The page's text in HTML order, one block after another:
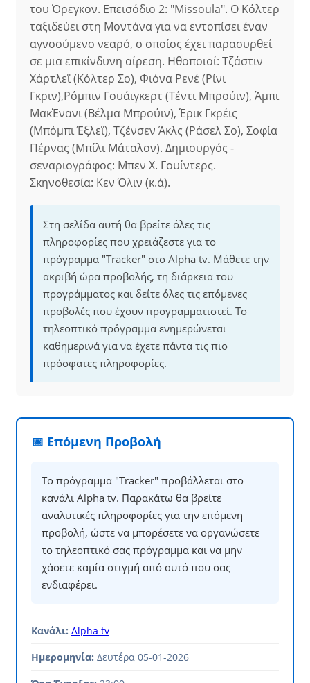
του Όρεγκον. Επεισόδιο 2: "Missoula". Ο Κόλτερ
ταξιδεύει στη Μοντάνα για να εντοπίσει έναν
αγνοούμενο νεαρό, ο οποίος έχει παρασυρθεί
σε μια επικίνδυνη αίρεση. Ηθοποιοί: Τζάστιν
Χάρτλεϊ (Κόλτερ Σο), Φιόνα Ρενέ (Ρίνι
Γκριν),Ρόμπιν Γουάιγκερτ (Τέντι Μπρούιν), Άμπι
ΜακΈνανι (Βέλμα Μπρούιν), Έρικ Γκρέις
(Μπόμπι Έξλεϊ), Τζένσεν Άκλς (Ράσελ Σο), Σοφία
Πέρνας (Μπίλι Μάταλον). Δημιουργός -
σεναριογράφος: Μπεν Χ. Γουίντερς.
Σκηνοθεσία: Κεν Όλιν (κ.ά).
Στη σελίδα αυτή θα βρείτε όλες τις
πληροφορίες που χρειάζεστε για το
πρόγραμμα "Tracker" στο Alpha tv. Μάθετε την
ακριβή ώρα προβολής, τη διάρκεια του
προγράμματος και δείτε όλες τις επόμενες
προβολές που έχουν προγραμματιστεί. Το
τηλεοπτικό πρόγραμμα ενημερώνεται
καθημερινά για να έχετε πάντα τις πιο
πρόσφατες πληροφορίες.
📅 Επόμενη Προβολή
Το πρόγραμμα "Tracker" προβάλλεται στο
κανάλι Alpha tv. Παρακάτω θα βρείτε
αναλυτικές πληροφορίες για την επόμενη
προβολή, ώστε να μπορέσετε να οργανώσετε
το τηλεοπτικό σας πρόγραμμα και να μην
χάσετε καμία στιγμή από αυτό που σας
ενδιαφέρει.
Κανάλι: Alpha tv
Ημερομηνία: Δευτέρα 05-01-2026